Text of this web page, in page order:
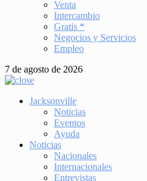
Venta
Intercambio
Gratis *
Negocios y Servicios
Empleo
7 de agosto de 2026
Jacksonville
Noticias
Eventos
Ayuda
Noticias
Nacionales
Internacionales
Entrevistas